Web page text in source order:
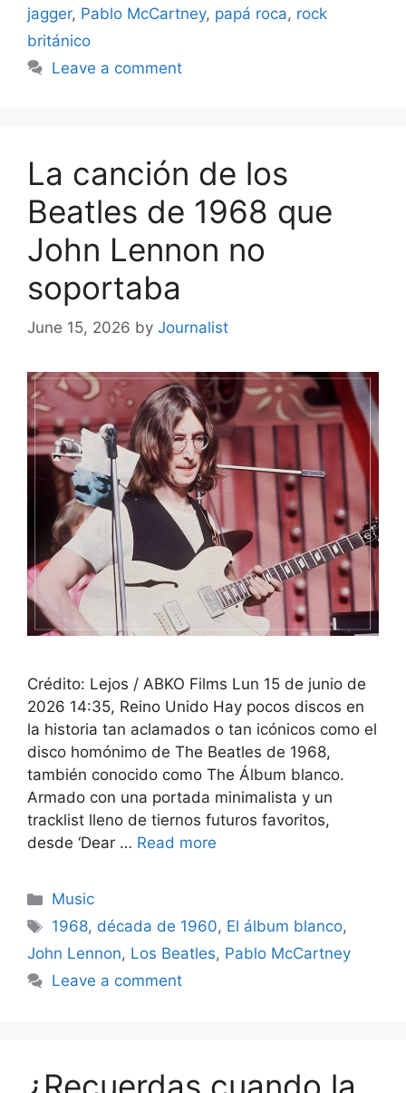
jagger, Pablo McCartney, papá roca, rock
británico
Leave a comment
La canción de los
Beatles de 1968 que
John Lennon no
soportaba
June 15, 2026 by Journalist
Crédito: Lejos / ABKO Films Lun 15 de junio de
2026 14:35, Reino Unido Hay pocos discos en
la historia tan aclamados o tan icónicos como el
disco homónimo de The Beatles de 1968,
también conocido como The Álbum blanco.
Armado con una portada minimalista y un
tracklist lleno de tiernos futuros favoritos,
desde ‘Dear … Read more
Categories
Music
Tags
1968, década de 1960, El álbum blanco,
John Lennon, Los Beatles, Pablo McCartney
Leave a comment